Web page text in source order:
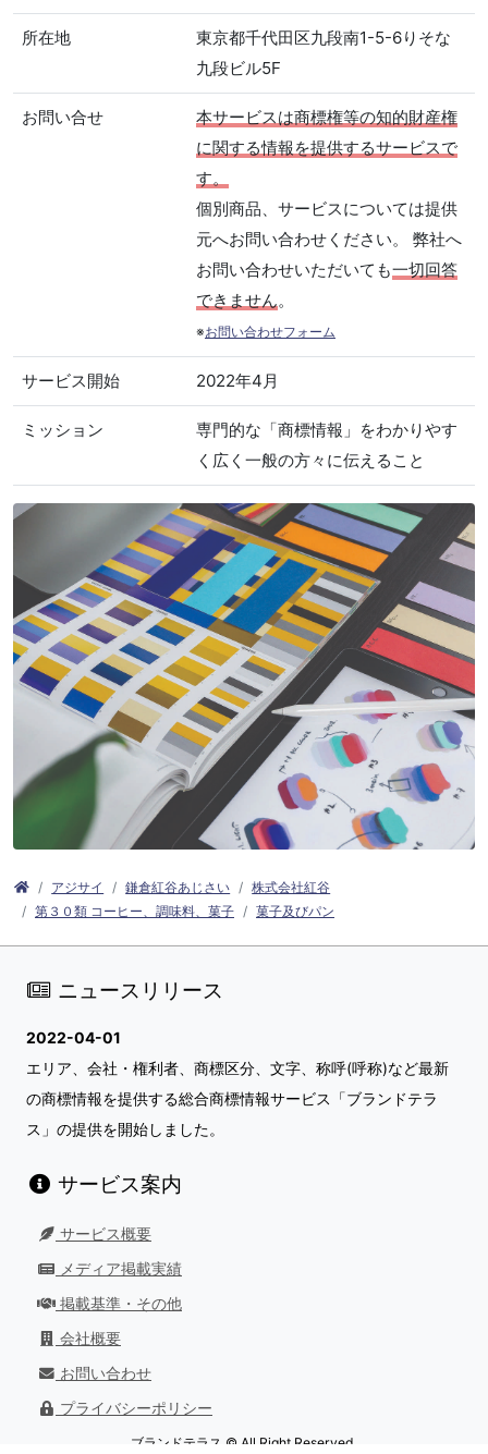
所在地
東京都千代田区九段南1-5-6りそな
九段ビル5F
お問い合せ
本サービスは商標権等の知的財産権
に関する情報を提供するサービスで
す。
個別商品、サービスについては提供
元へお問い合わせください。 弊社へ
お問い合わせいただいても一切回答
できません。
※お問い合わせフォーム
サービス開始 2022年4月
ミッション
専門的な「商標情報」をわかりやす
く広く一般の方々に伝えること
アジサイ 鎌倉紅谷あじさい
株式会社紅谷
第３０類 コーヒー、調味料、菓子
菓子及びパン
ニュースリリース
2022-04-01
エリア、会社・権利者、商標区分、文字、称呼(呼称)など最新
の商標情報を提供する総合商標情報サービス「ブランドテラ
ス」の提供を開始しました。
サービス案内
サービス概要
メディア掲載実績
掲載基準・その他
会社概要
お問い合わせ
プライバシーポリシー
ブランドテラス © All Right Reserved.